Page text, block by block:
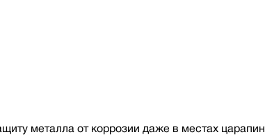
металла от коррозии даже в местах